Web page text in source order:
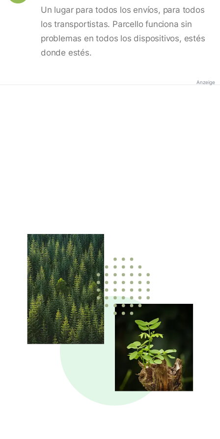
Un lugar para todos los envíos, para todos
los transportistas. Parcello funciona sin
problemas en todos los dispositivos, estés
donde estés.
Anzeige